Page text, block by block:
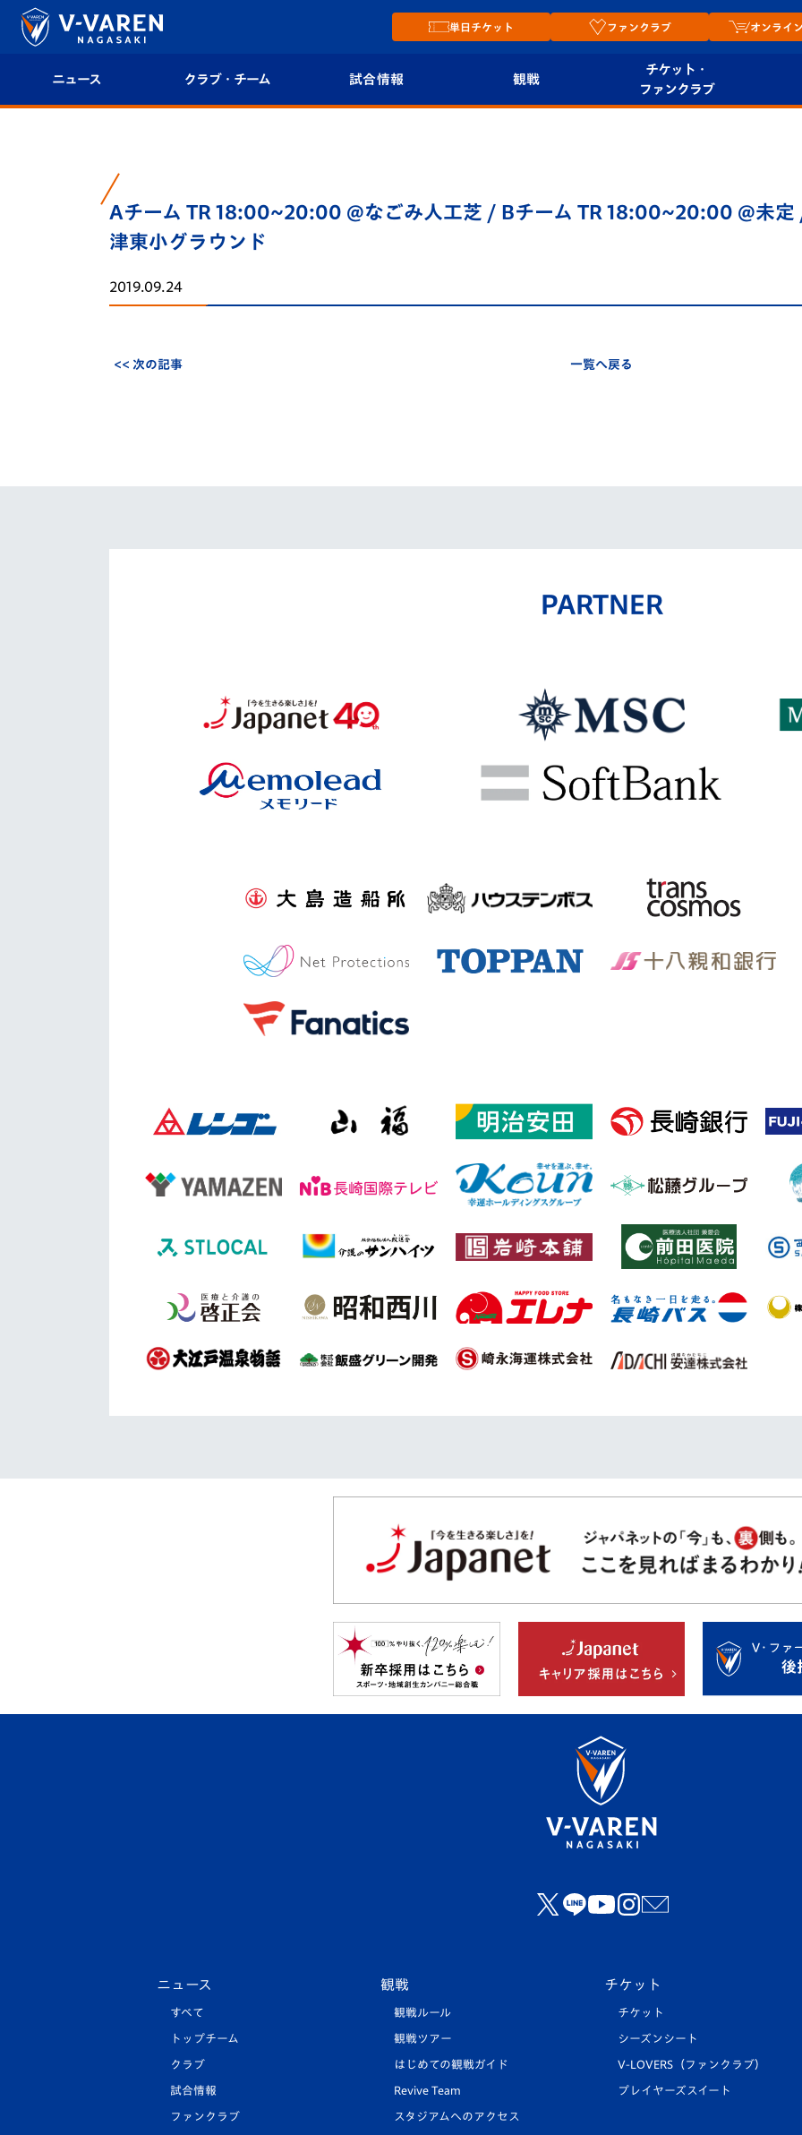
単日チケット ファンクラブ オンライン
ニュース クラブ・チーム
クラブ概要
選手プロフィール
スタッフプロフィール
試合情報
順位表
フォトギャラリー
観戦
セス
チケット・
ファンクラブ
プレイヤーズスイート
Aチーム TR 18:00~20:00 @なごみ人工芝 / Bチーム TR 18:00~20:00 @未
津東小グラウンド
2019.09.24
<< 次の記事 一覧へ戻る
PARTNER
ニュース
すべて
トップチーム
クラブ
試合情報
ファンクラブ
観戦
観戦ルール
観戦ツアー
はじめての観戦ガイド
Revive Team
スタジアムへのアクセス
チケット
チケット
シーズンシート
V-LOVERS（ファンクラブ）
プレイヤーズスイート